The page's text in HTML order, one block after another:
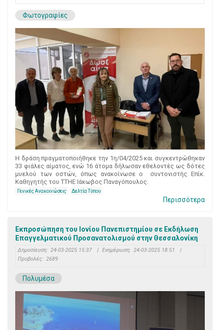
Φωτογραφίες
Η δράση πραγματοποιήθηκε την 1η/04/2025 και συγκεντρώθηκαν
33 φιάλες αίματος, ενώ 16 άτομα δήλωσαν εθελοντές ως δότες
μυελού των οστών, όπως ανακοίνωσε ο συντονιστής Επίκ.
Καθηγητής του ΤΤΗΕ Ιάκωβος Παναγόπουλος.
Γενικές Ανακοινώσεις Δελτία Τύπου
Περισσότερα
Εκπροσώπηση του Ιονίου Πανεπιστημίου σε Εκδήλωση
Επαγγελματικού Προσανατολισμού στην Θεσσαλονίκη
Δημοσίευση: 24-03-2025 15:37 | Ενημέρωση: 24-03-2025 18:51
|
Προβολές: 2689
Πολυμέσα